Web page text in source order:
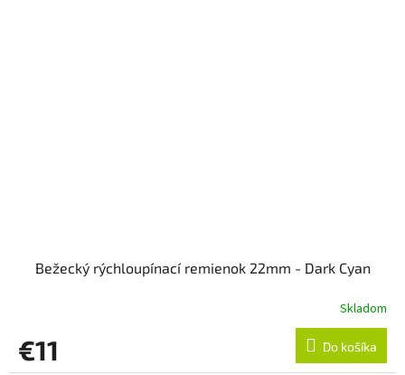
Bežecký rýchloupínací remienok 22mm - Dark Cyan
Skladom
€11 Do košíka